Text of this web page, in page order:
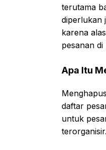
terutama
diperlukan
karena
pesanan di
Apa Itu
daftar
untuk
terorganisir.